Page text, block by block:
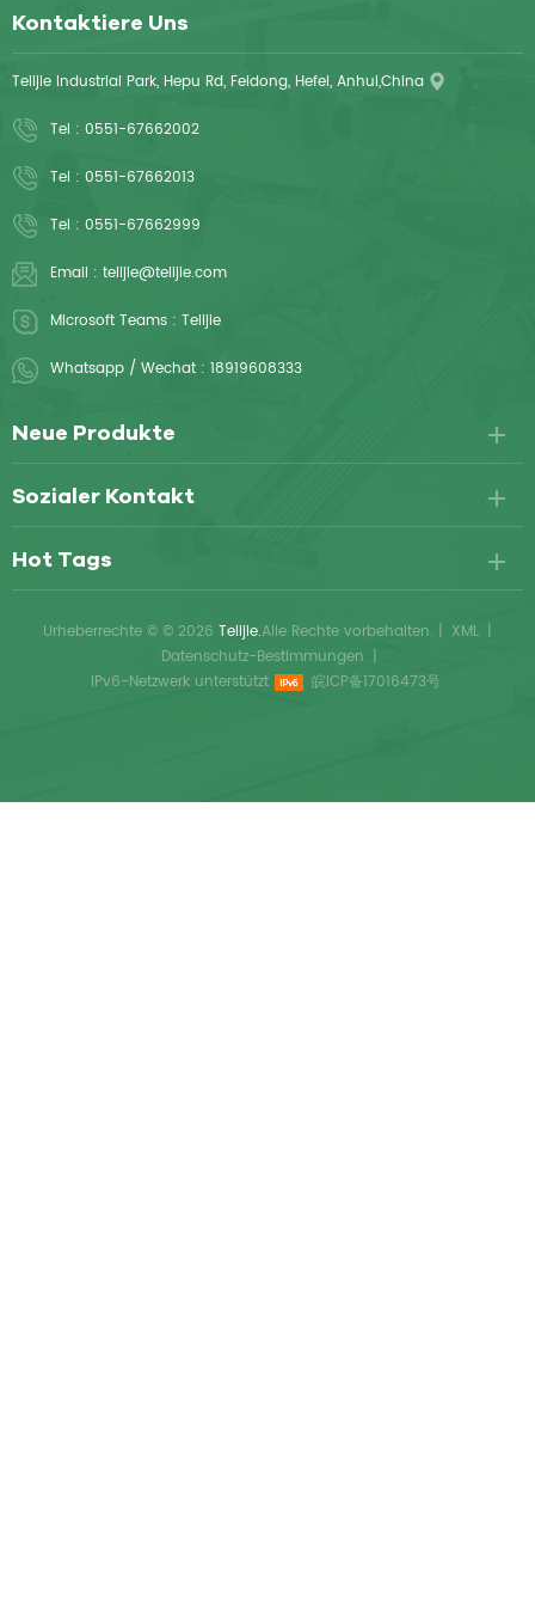
Kontaktiere Uns
Telijie Industrial Park, Hepu Rd, Feidong, Hefei, Anhui,China
Tel : 0551-67662002
Tel : 0551-67662013
Tel : 0551-67662999
Email : telijie@telijie.com
Microsoft Teams : Telijie
Whatsapp / Wechat : 18919608333
Neue Produkte
Sozialer Kontakt
Hot Tags
Urheberrechte © © 2026 Telijie.Alle Rechte vorbehalten. | XML |
Datenschutz-Bestimmungen |
IPv6-Netzwerk unterstützt
皖ICP备17016473号